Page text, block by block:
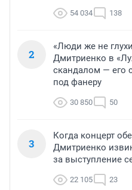
54 034 138
2
«Люди же не
Дмитриенко в
скандалом — его
под фанеру
30 850 50
3
Когда концерт
Дмитриенко
за выступление
22 105 23